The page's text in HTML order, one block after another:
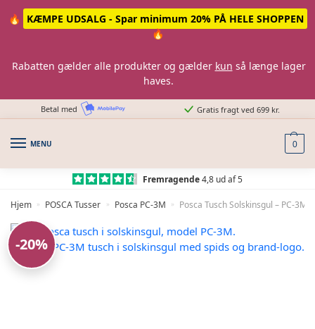
🔥
KÆMPE UDSALG - Spar minimum 20% PÅ HELE SHOPPEN
🔥
Rabatten gælder alle produkter og gælder kun så længe lager
haves.
Betal med Gratis fragt ved 699 kr.
MENU 0
Fremragende4,8 ud af 5
Hjem » POSCA Tusser » Posca PC-3M » Posca Tusch Solskinsgul – PC-3M
-20%